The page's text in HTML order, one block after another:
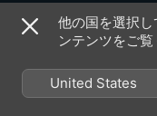
Deguのその他の
他の国を選択
ンテンツをご
United States